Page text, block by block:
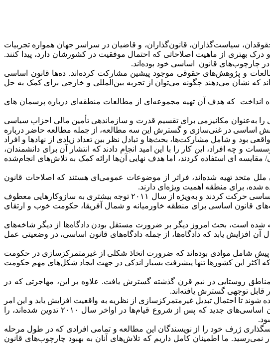
سیاست‌گذاران، قانون‌گذاران، و قاضیان در سراسر جهان همواره تجربیات
بهتری از ماهیت اصلاحاتی که احتمال موفقیت در کشورشان دارد، پیدا کنند.
و پژوهش‌های حقوقی موجود پیشین مشارکت کرده‌اند. ده‌ها قانون اساسی
نشان می‌دهند چگونه می‌توان از تجربه بین‌المللی و خارجی برای کمک به حل
به راه انداخت که هدف آن تهیه مجموعه‌ای از مطالعات منطقه‌ای درباره پرسمان های
مکانیزمی برای تقسیم قدرت و سازماندهی تأمین مالی احزاب سیاسی
توسعه سازمان ملل متحد در سال ۲۰۱۳ به این مشارکت پیوست و نقش اساسی در غنی‌سازی و گسترش این سه مطالعه، از جمله مطالعه حاضر درباره
بود و شامل مشارکت‌ها، بحث‌ها و تبادل نظر بین تعداد زیادی از نهادها و افراد
چه افراد، این کار را با این امید انجام دادند که انتشار آن برای دانشمندان،
ای استفاده کردند، اما هدف نهایی آن‌ها ارائه کمک به تلاش‌های انجام‌شده
ملل متحد تهیه شده‌اند، فراتر از موضوعات عمومی‌ای هستند که اصلاحات قانون
برای منطقه اهمیت ویژه‌ای دارند.
قانون‌گذاران و اصلاح‌گران قانون اساسی فراتر از بحث‌های مربوط به اصول کلی مانند تفکیک قوا، استقلال قضایی و حقوق اساسی حرکت کردند و به‌ویژه از سال ۲۰۱۱ توجه بیشتری به سازوکارهایی معطوف
قانون اساسی برای منطقه خاورمیانه و شمال آفریقا، حکومت خوب و ارتقای
شده است، بحث امروز دیگر بر ضرورت مستقل بودن دادگاه‌ها از دیگر شاخه‌های
افزایش یابد که دادگاه‌ها، از جمله دادگاه‌های قانون اساسی، در وضعیتی عمل
شامل موادی بوده‌اند که ضرورت اتخاذ شکلی از غیرمتمرکزسازی در حکومت
که اکثر این کشورها تنها پیشرفت بسیار اندکی در جهت ایجاد شکل‌های مهم حکومت
روستایی در نیم قرن گذشته گسترش یافت. علاوه بر این، مهاجرتی که در
توجهی گسترش یافته‌اند.
تا احتمال تبدیل غیرمتمرکزسازی از نظریه به واقعیت افزایش یابد و این امر
به بهبود سطح زندگی در سراسر منطقه کمک کند. گزارش همچنین چارچوب‌های موجود در منطقه، از جمله برخی از قانون اساسی‌های جدید که پس از شروع قیام‌ها در اواخر سال ۲۰۱۰ تدوین شده‌اند، را
ژرف خود را از نویسندگان این مطالعه و تمامی افرادی که در طول مرحله
نمی‌رسید. ما اطمینان کامل داریم که تلاش‌های آنان به بهبود چارچوب‌های قانون